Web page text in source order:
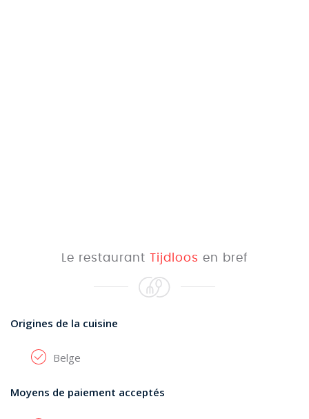
Le restaurant Tijdloos en bref
Origines de la cuisine
Belge
Moyens de paiement acceptés